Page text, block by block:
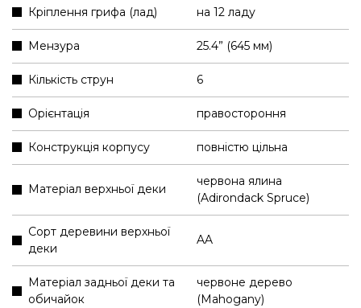
Кріплення грифа (лад) на 12 ладу
Мензура 25.4” (645 мм)
Кількість струн 6
Орієнтація правостороння
Конструкція корпусу повністю цільна
Матеріал верхньої деки
червона ялина
(Adirondack Spruce)
Сорт деревини верхньої
деки
AA
Матеріал задньої деки та
обичайок
червоне дерево
(Mahogany)